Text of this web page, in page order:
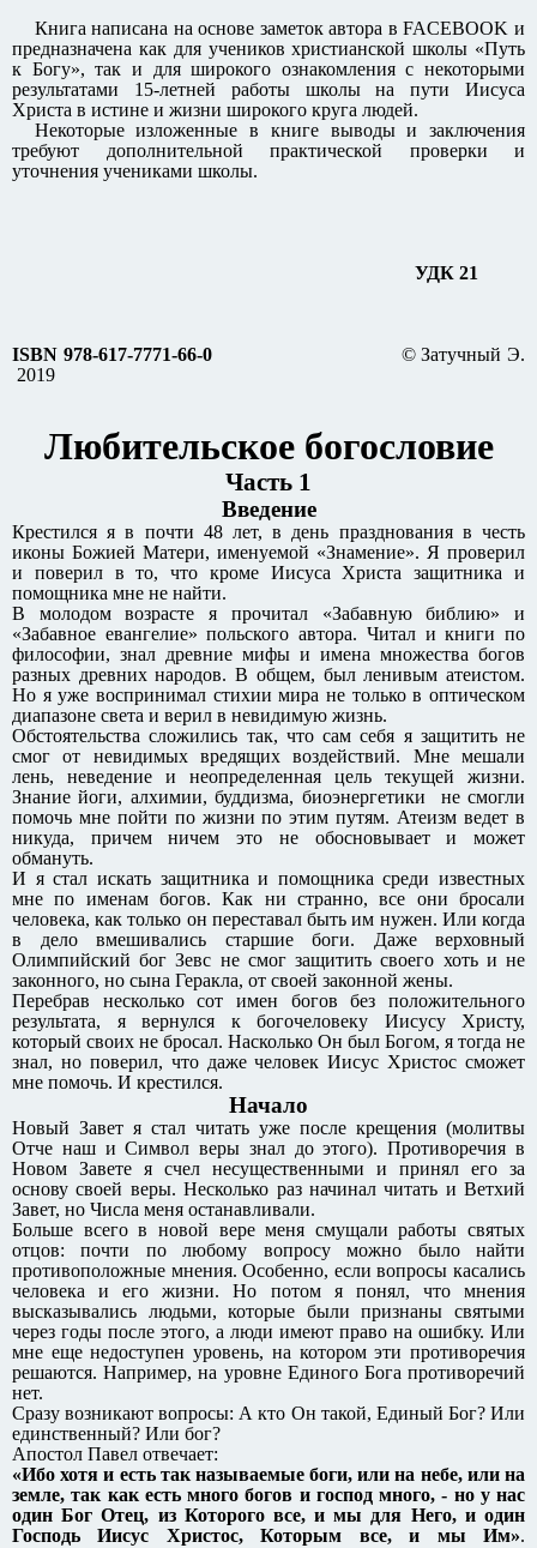
Книга написана на основе заметок автора в FACEBOOK и
предназначена как для учеников христианской школы «Путь
к Богу», так и для широкого ознакомления с некоторыми
результатами 15-летней работы школы на пути Иисуса
Христа в истине и жизни широкого круга людей.
Некоторые изложенные в книге выводы и заключения
требуют дополнительной практической проверки и
уточнения учениками школы.
УДК 21
ISBN 978-617-7771-66-0 © Затучный Э.
2019
Любительское богословие
Часть 1
Введение
Крестился я в почти 48 лет, в день празднования в честь
иконы Божией Матери, именуемой «Знамение». Я проверил
и поверил в то, что кроме Иисуса Христа защитника и
помощника мне не найти.
В молодом возрасте я прочитал «Забавную библию» и
«Забавное евангелие» польского автора. Читал и книги по
философии, знал древние мифы и имена множества богов
разных древних народов. В общем, был ленивым атеистом.
Но я уже воспринимал стихии мира не только в оптическом
диапазоне света и верил в невидимую жизнь.
Обстоятельства сложились так, что сам себя я защитить не
смог от невидимых вредящих воздействий. Мне мешали
лень, неведение и неопределенная цель текущей жизни.
Знание йоги, алхимии, буддизма, биоэнергетики не смогли
помочь мне пойти по жизни по этим путям. Атеизм ведет в
никуда, причем ничем это не обосновывает и может
обмануть.
И я стал искать защитника и помощника среди известных
мне по именам богов. Как ни странно, все они бросали
человека, как только он переставал быть им нужен. Или когда
в дело вмешивались старшие боги. Даже верховный
Олимпийский бог Зевс не смог защитить своего хоть и не
законного, но сына Геракла, от своей законной жены.
Перебрав несколько сот имен богов без положительного
результата, я вернулся к богочеловеку Иисусу Христу,
который своих не бросал. Насколько Он был Богом, я тогда не
знал, но поверил, что даже человек Иисус Христос сможет
мне помочь. И крестился.
Начало
Новый Завет я стал читать уже после крещения (молитвы
Отче наш и Символ веры знал до этого). Противоречия в
Новом Завете я счел несущественными и принял его за
основу своей веры. Несколько раз начинал читать и Ветхий
Завет, но Числа меня останавливали.
Больше всего в новой вере меня смущали работы святых
отцов: почти по любому вопросу можно было найти
противоположные мнения. Особенно, если вопросы касались
человека и его жизни. Но потом я понял, что мнения
высказывались людьми, которые были признаны святыми
через годы после этого, а люди имеют право на ошибку. Или
мне еще недоступен уровень, на котором эти противоречия
решаются. Например, на уровне Единого Бога противоречий
нет.
Сразу возникают вопросы: А кто Он такой, Единый Бог? Или
единственный? Или бог?
Апостол Павел отвечает:
«Ибо хотя и есть так называемые боги, или на небе, или на
земле, так как есть много богов и господ много, - но у нас
один Бог Отец, из Которого все, и мы для Него, и один
Господь Иисус Христос, Которым все, и мы Им».